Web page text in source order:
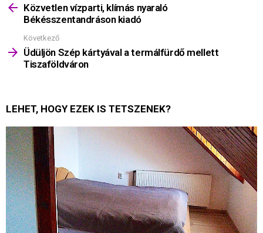
többetKözvetlen vízparti, klímás nyaraló
Békésszentandráson kiadó
Következő
Üdüljön Szép kártyával a termálfürdő mellett
Tiszaföldváron
LEHET, HOGY EZEK IS TETSZENEK?